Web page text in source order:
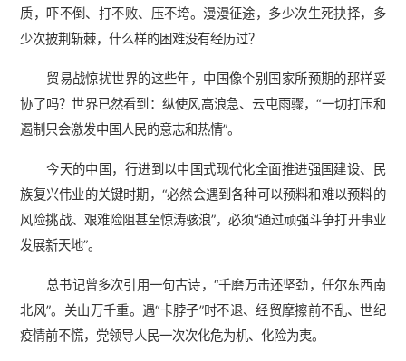
质，吓不倒、打不败、压不垮。漫漫征途，多少次生死抉择，多
少次披荆斩棘，什么样的困难没有经历过？
贸易战惊扰世界的这些年，中国像个别国家所预期的那样妥
协了吗？世界已然看到：纵使风高浪急、云屯雨骤，“一切打压和
遏制只会激发中国人民的意志和热情”。
今天的中国，行进到以中国式现代化全面推进强国建设、民
族复兴伟业的关键时期，“必然会遇到各种可以预料和难以预料的
风险挑战、艰难险阻甚至惊涛骇浪”，必须“通过顽强斗争打开事业
发展新天地”。
总书记曾多次引用一句古诗，“千磨万击还坚劲，任尔东西南
北风”。关山万千重。遇“卡脖子”时不退、经贸摩擦前不乱、世纪
疫情前不慌，党领导人民一次次化危为机、化险为夷。